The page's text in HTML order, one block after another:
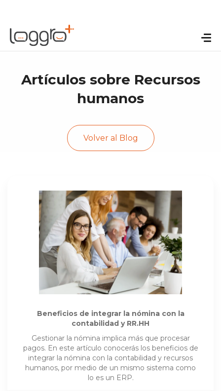
Artículos sobre Recursos
humanos
Volver al Blog
Beneficios de integrar la nómina con la
contabilidad y RR.HH
Gestionar la nómina implica más que procesar
pagos. En este artículo conocerás los beneficios de
integrar la nómina con la contabilidad y recursos
humanos, por medio de un mismo sistema como
lo es un ERP.